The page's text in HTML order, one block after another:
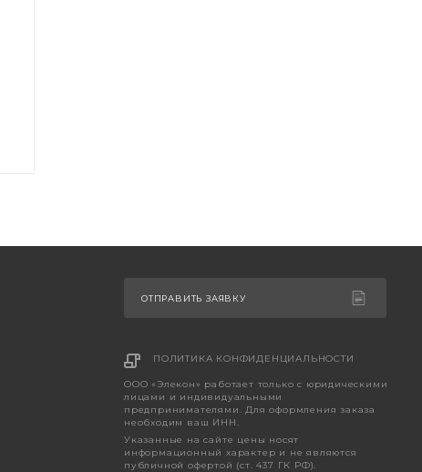
ОТПРАВИТЬ ЗАЯВКУ
ПОЛИТИКА КОНФИДЕНЦИАЛЬНОСТИ
ООО «Элекон» работает только с юридическими
лицами и индивидуальными
предпринимателями. Для оформления заказа
необходим ваш ИНН.
Указанные на сайте цены носят
информационный характер и не являются
публичной офертой (ст. 437 ГК РФ).